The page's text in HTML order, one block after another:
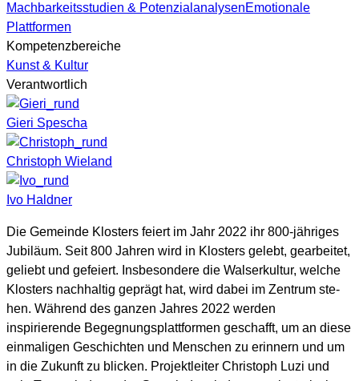
Machbarkeitsstudien & PotenzialanalysenEmotionale
Plattformen
Kompetenzbereiche
Kunst & Kultur
Verantwortlich
Gieri Spescha
Christoph Wieland
Ivo Haldner
Die Gemeinde Klosters feiert im Jahr 2022 ihr 800-jähriges
Jubiläum. Seit 800 Jah­ren wird in Klosters gelebt, gearbeitet,
geliebt und gefeiert. Insbesondere die Walserkultur, welche
Klosters nachhaltig geprägt hat, wird dabei im Zentrum ste­
hen. Während des ganzen Jahres 2022 werden
inspirierende Begegnungsplattformen geschafft, um an diese
einmaligen Geschichten und Menschen zu erinnern und um
in die Zukunft zu bli­cken. Projektleiter Christoph Luzi und